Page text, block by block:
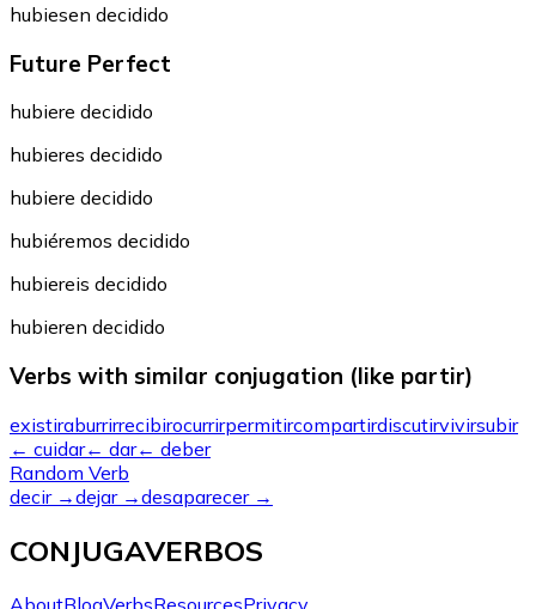
hubiesen decidido
Future Perfect
hubiere decidido
hubieres decidido
hubiere decidido
hubiéremos decidido
hubiereis decidido
hubieren decidido
Verbs with similar conjugation (like partir)
existiraburrirrecibirocurrirpermitircompartirdiscutirvivirsubir
← cuidar← dar← deber
Random Verb
decir→dejar→desaparecer→
CONJUGAVERBOS
AboutBlogVerbsResourcesPrivacy